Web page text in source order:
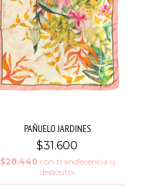
PAÑUELO JARDINES
$31.600
$28.440 con transferencia o
depósito.